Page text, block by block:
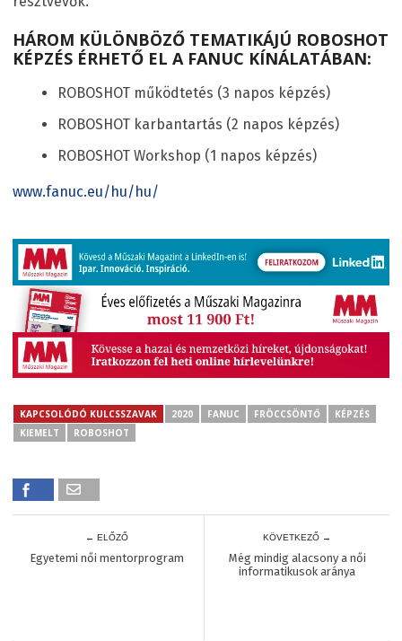
HÁROM KÜLÖNBÖZŐ TEMATIKÁJÚ ROBOSHOT
KÉPZÉS ÉRHETŐ EL A FANUC KÍNÁLATÁBAN:
ROBOSHOT működtetés (3 napos képzés)
ROBOSHOT karbantartás (2 napos képzés)
ROBOSHOT Workshop (1 napos képzés)
www.fanuc.eu/hu/hu/
KAPCSOLÓDÓ KULCSSZAVAK 2020 FANUC FRÖCCSÖNTŐ
KÉPZÉS
KIEMELT
ROBOSHOT
← ELŐZŐ
Egyetemi női mentorprogram
KÖVETKEZŐ →
Még mindig alacsony a női
informatikusok aránya